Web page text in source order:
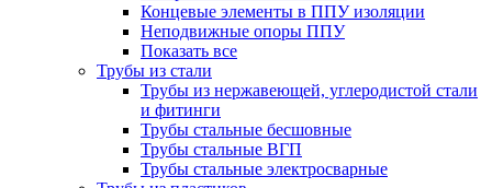
Концевые элементы в ППУ изоляции
Неподвижные опоры ППУ
Показать все
Трубы из стали
Трубы из нержавеющей, углеродистой стали
и фитинги
Трубы стальные бесшовные
Трубы стальные ВГП
Трубы стальные электросварные